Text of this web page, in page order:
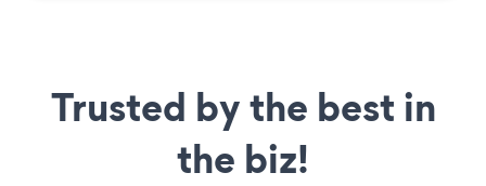
Trusted by the best in
the biz!